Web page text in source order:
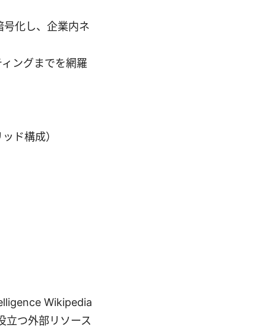
化し、企業内ネ
ングまでを網羅
ド構成）
Wikipedia
つ外部リソース